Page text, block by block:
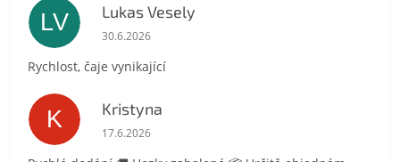
LV Lukas Vesely
Hodnocení obchodu je 5 z 5 hvězdiček.
30.6.2026
Rychlost, čaje vynikající
K Kristyna
Hodnocení obchodu je 5 z 5 hvězdiček.
17.6.2026